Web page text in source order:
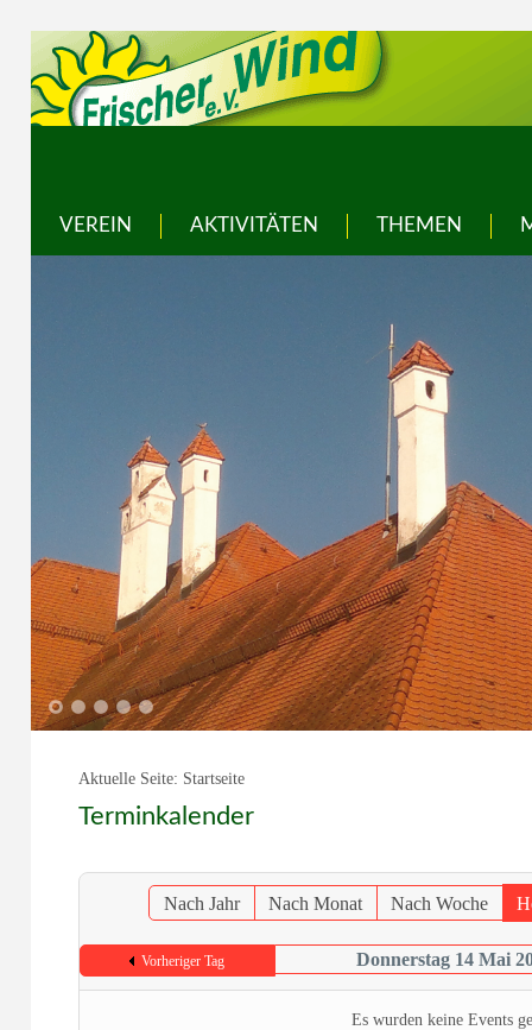
VEREIN AKTIVITÄTEN THEMEN
1 2 3 4 5
Aktuelle Seite: Startseite
Terminkalender
Nach Jahr Nach Monat Nach Woche
Vorheriger Tag Donnerstag 14 Mai
Es wurden keine Events